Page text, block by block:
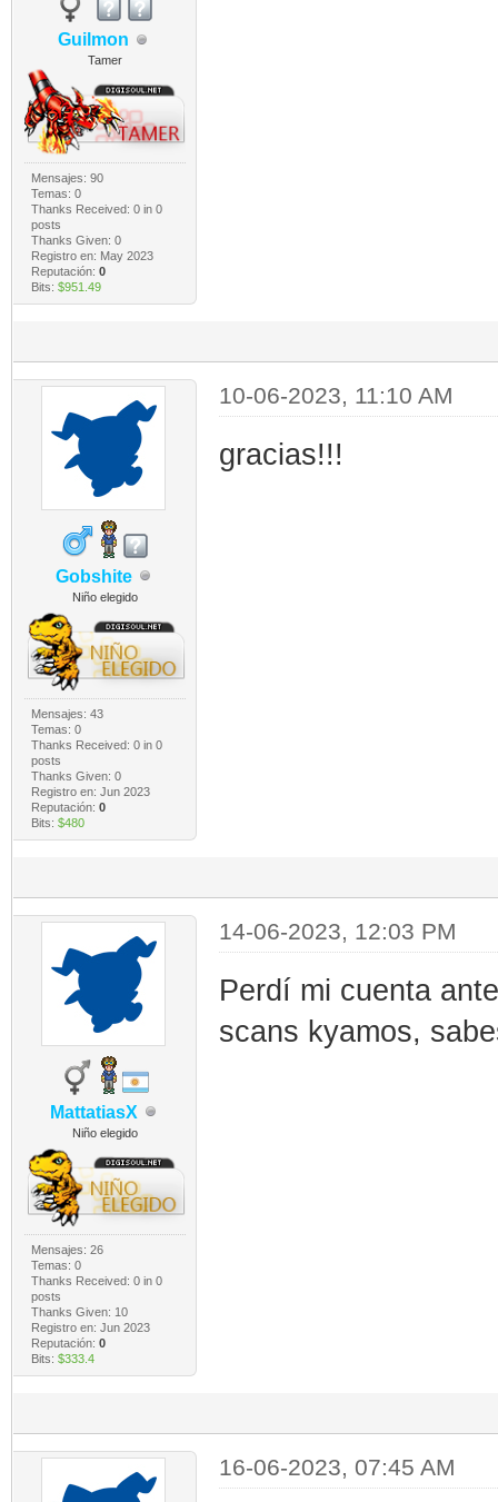
Guilmon
Tamer
Mensajes: 90
Temas: 0
Thanks Received: 0in 0
posts
Thanks Given: 0
Registro en: May 2023
Reputación: 0
Bits: $951.49
Gobshite
Niño elegido
Mensajes: 43
Temas: 0
Thanks Received: 0in 0
posts
Thanks Given: 0
Registro en: Jun 2023
Reputación: 0
Bits: $480
10-06-2023, 11:10 AM
gracias!!!
MattatiasX
Niño elegido
Mensajes: 26
Temas: 0
Thanks Received: 0in 0
posts
Thanks Given: 10
Registro en: Jun 2023
Reputación: 0
Bits: $333.4
14-06-2023, 12:03 PM
Perdí mi cuenta
scans kyamos,
16-06-2023, 07:45 AM